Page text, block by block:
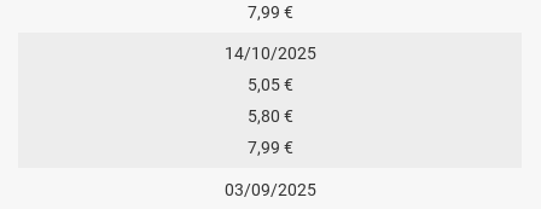
7,99 €
14/10/2025
5,05 €
5,80 €
7,99 €
03/09/2025